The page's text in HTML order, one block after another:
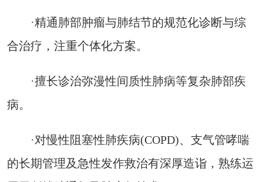
·精通肺部肿瘤与肺结节的规范化诊断与综
合治疗，注重个体化方案。
·擅长诊治弥漫性间质性肺病等复杂肺部疾
病。
·对慢性阻塞性肺疾病(COPD)、支气管哮喘
的长期管理及急性发作救治有深厚造诣，熟练运